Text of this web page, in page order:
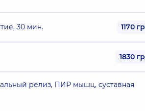
30 мин. 1170
1830
релиз, ПИР мышц, суставная